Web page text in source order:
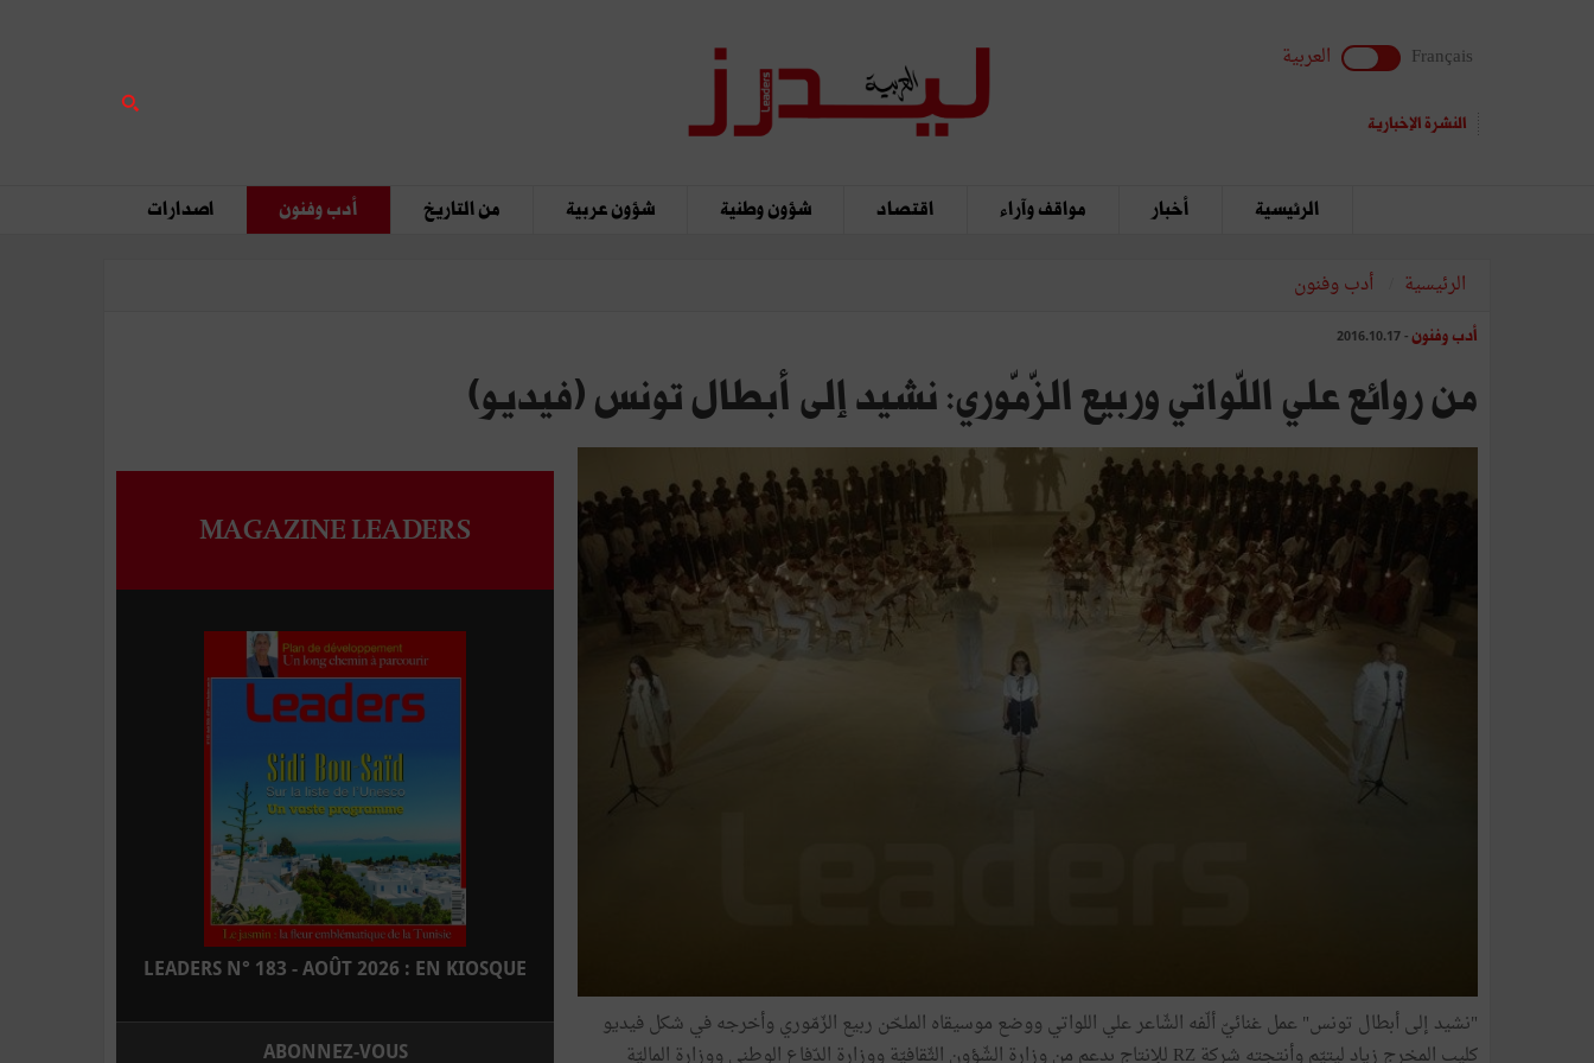
Français العربية
النشرة الإخبارية
الرئيسية أخبار مواقف وآراء اقتصاد شؤون وطنية شؤون عربية من التاريخ أدب وفنون اصدارات
الرئيسية أدب وفنون
أدب وفنون - 2016.10.17
من روائع علي اللّواتي وربيع الزّمّوري: نشيد إلى أبطال تونس (فيديو)
"نشيد إلىأبطال تونس" عمل غنائيّألّفه الشّاعرعلي اللواتي ووضع موسيقاه الملحّن ربيع الزّمّوري وأخرجه في شكل فيديو
MAGAZINE LEADERS
LEADERS N° 183 - AOÛT 2026 : EN KIOSQUE
ABONNEZ-VOUS